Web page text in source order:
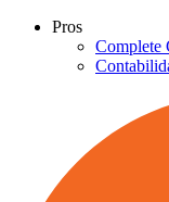
Pros
Complete